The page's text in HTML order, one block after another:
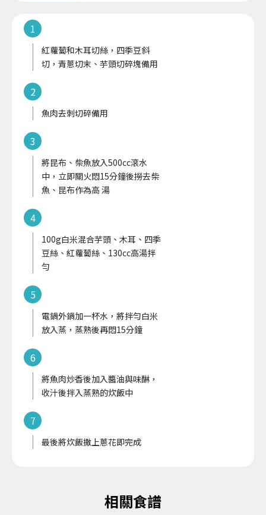
1
紅蘿蔔和木耳切絲，四季豆斜
切，青蔥切末、芋頭切碎塊備用
2
魚肉去刺切碎備用
3
將昆布、柴魚放入500cc滾水
中，立即關火悶15分鐘後撈去柴
魚、昆布作為高 湯
4
100g白米混合芋頭、木耳、四季
豆絲、紅蘿蔔絲、130cc高湯拌
勻
5
電鍋外鍋加一杯水，將拌勻白米
放入蒸，蒸熟後再悶15分鐘
6
將魚肉炒香後加入醬油與味醂，
收汁後拌入蒸熟的炊飯中
7
最後將炊飯撒上蔥花即完成
相關食譜